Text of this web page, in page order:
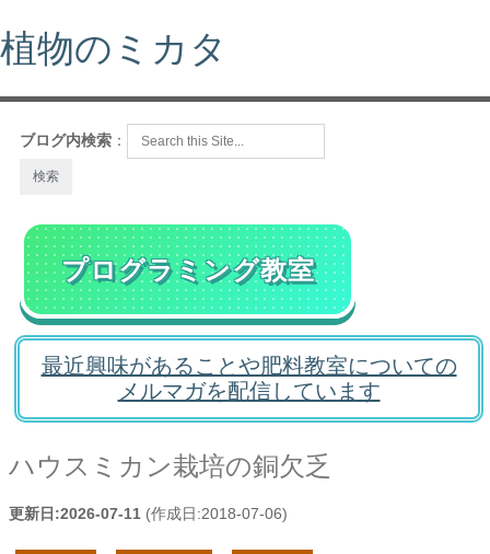
植物のミカタ
ブログ内検索 ：
プログラミング教室
最近興味があることや肥料教室についての
メルマガを配信しています
ハウスミカン栽培の銅欠乏
更新日:2026-07-11 (作成日:2018-07-06)